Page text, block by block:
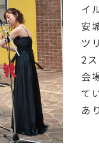
イ
安
ツ
2
会
て
あ